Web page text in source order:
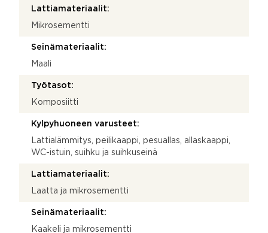
Lattiamateriaalit:
Mikrosementti
Seinämateriaalit:
Maali
Työtasot:
Komposiitti
Kylpyhuoneen varusteet:
Lattialämmitys, peilikaappi, pesuallas, allaskaappi,
WC-istuin, suihku ja suihkuseinä
Lattiamateriaalit:
Laatta ja mikrosementti
Seinämateriaalit:
Kaakeli ja mikrosementti